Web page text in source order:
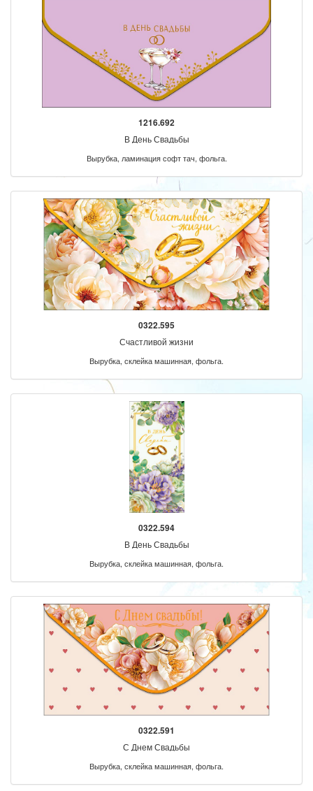
1216.692
В День Свадьбы
Вырубка, ламинация софт тач, фольга.
0322.595
Счастливой жизни
Вырубка, склейка машинная, фольга.
0322.594
В День Свадьбы
Вырубка, склейка машинная, фольга.
0322.591
С Днем Свадьбы
Вырубка, склейка машинная, фольга.